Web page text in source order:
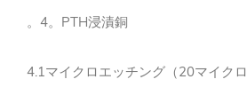
。4。PTH浸漬銅
4.1マイクロエッチング（20マイク